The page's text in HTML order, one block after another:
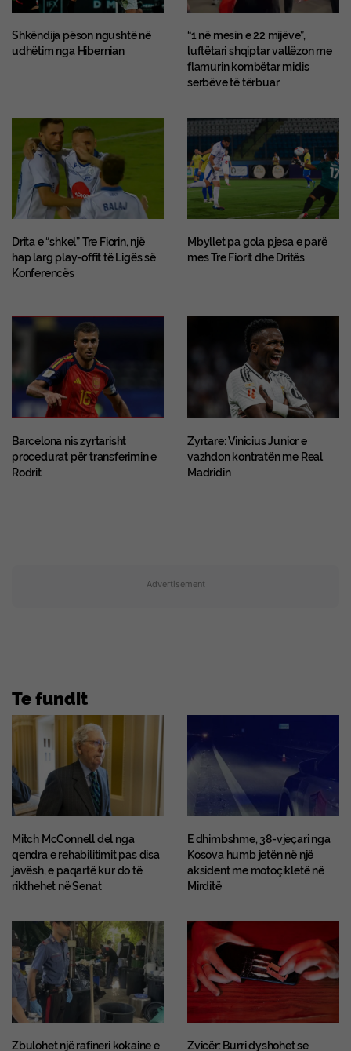
Shkëndija pëson ngushtë në
udhëtim nga Hibernian
“1 në mesin e 22 mijëve”,
luftëtari shqiptar vallëzon me
flamurin kombëtar midis
serbëve të tërbuar
Drita e “shkel” Tre Fiorin, një
hap larg play-offit të Ligës së
Konferencës
Mbyllet pa gola pjesa e parë
mes Tre Fiorit dhe Dritës
Barcelona nis zyrtarisht
procedurat për transferimin e
Rodrit
Zyrtare: Vinicius Junior e
vazhdon kontratën me Real
Madridin
Advertisement
Te fundit
Mitch McConnell del nga
qendra e rehabilitimit pas disa
javësh, e paqartë kur do të
rikthehet në Senat
E dhimbshme, 38-vjeçari nga
Kosova humb jetën në një
aksident me motoçikletë në
Mirditë
Zbulohet një rafineri kokaine e
Zvicër: Burri dyshohet se